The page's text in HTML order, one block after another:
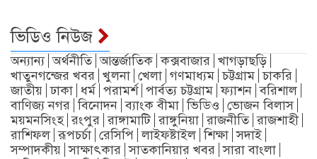
ভিডিও নিউজ
অন্যান্য অর্থনীতি আন্তর্জাতিক কক্সবাজার খাগড়াছড়ি
খাতুনগন্জের খবর খুলনা খেলা গণমাধ্যম চট্টগ্রাম চাকরি
জাতীয় ঢাকা ধর্ম পরামর্শ পার্বত্য চট্টগ্রাম ফ্যাশন বরিশাল
বাণিজ্য নগর বিনোদন ব্যাংক বীমা ভিডিও ভোজন বিলাস
ময়মনসিংহ রংপুর রাঙ্গামাটি রাঙ্গুনিয়া রাজনীতি রাজশাহী
রাশিফল রূপচর্চা রেসিপি লাইফষ্টাইল শিক্ষা সদাই
সম্পাদকীয় সাক্ষাৎকার সাতকানিয়ার খবর সারা বাংলা